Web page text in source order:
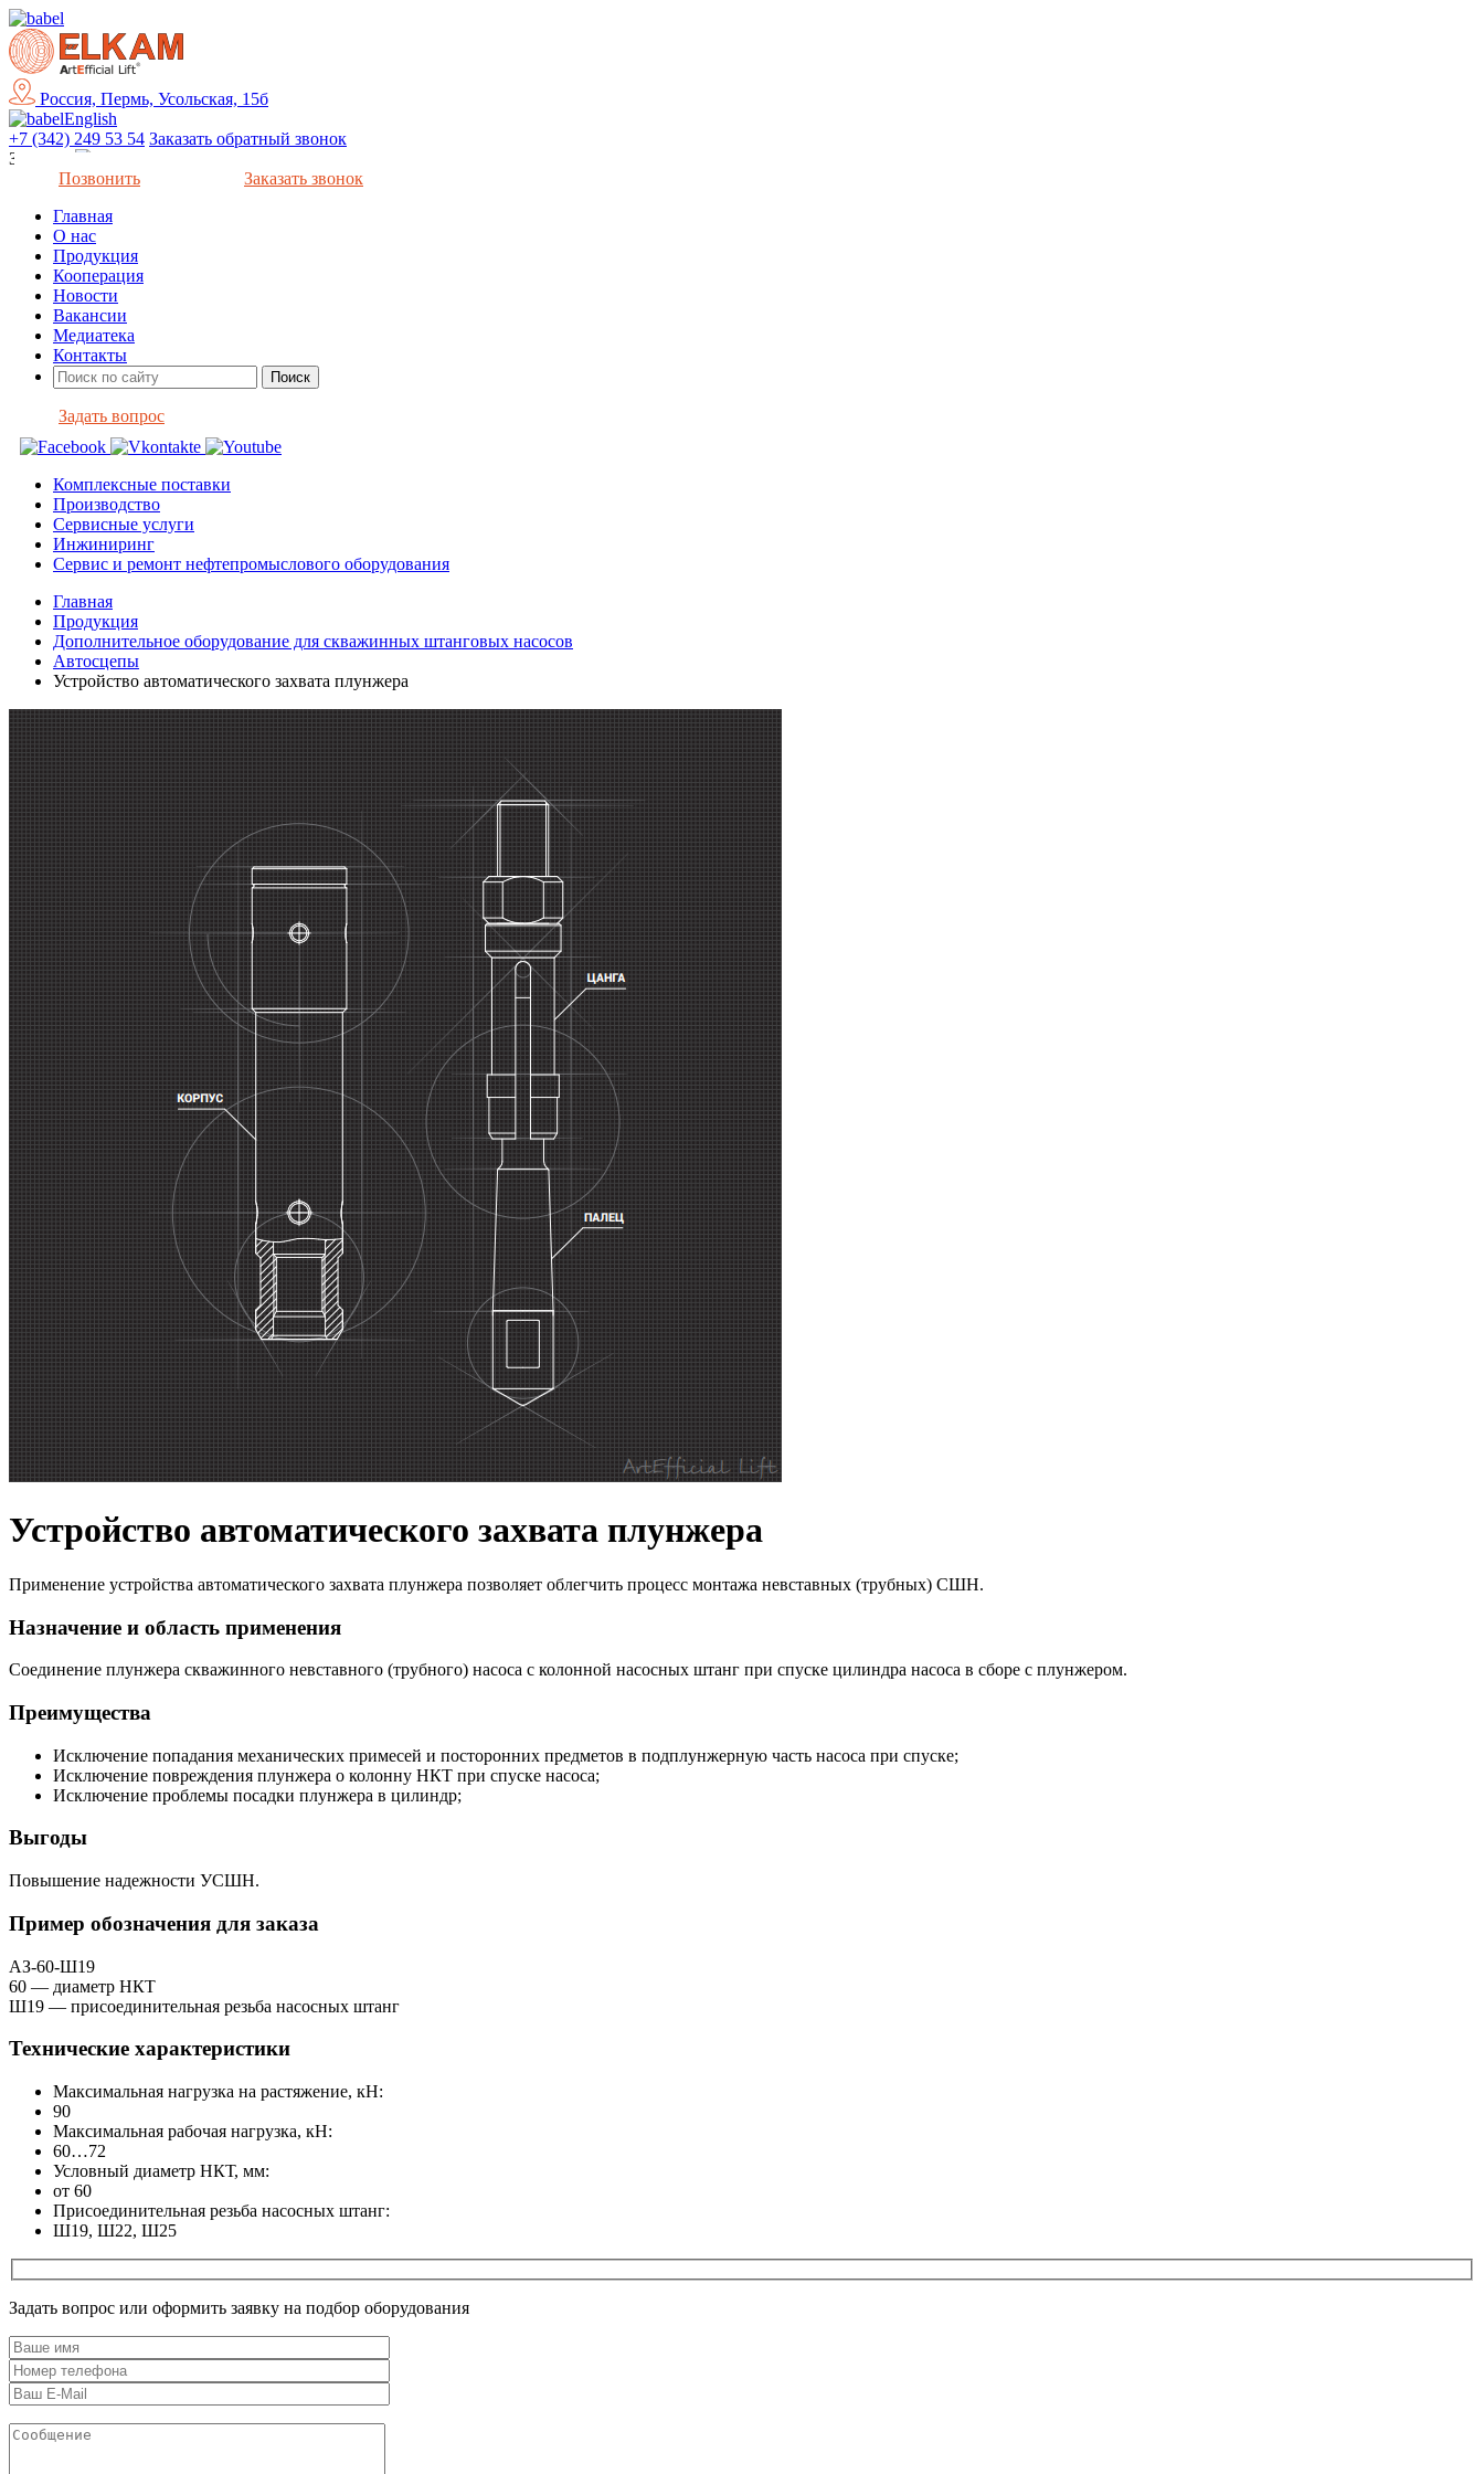
Россия, Пермь, Усольская, 15б
English
+7 (342) 249 53 54 Заказать обратный звонок
Закрыть
Позвонить
Заказать звонок
Главная
О нас
Продукция
Кооперация
Новости
Вакансии
Медиатека
Контакты
Задать вопрос
Комплексные поставки
Производство
Сервисные услуги
Инжиниринг
Сервис и ремонт нефтепромыслового оборудования
Главная
Продукция
Дополнительное оборудование для скважинных штанговых насосов
Автосцепы
Устройство автоматического захвата плунжера
Устройство автоматического захвата плунжера
Применение устройства автоматического захвата плунжера позволяет облегчить процесс монтажа невставных (трубных) СШН.
Назначение и область применения
Соединение плунжера скважинного невставного (трубного) насоса с колонной насосных штанг при спуске цилиндра насоса в сборе с плунжером.
Преимущества
Исключение попадания механических примесей и посторонних предметов в подплунжерную часть насоса при спуске;
Исключение повреждения плунжера о колонну НКТ при спуске насоса;
Исключение проблемы посадки плунжера в цилиндр;
Выгоды
Повышение надежности УСШН.
Пример обозначения для заказа
АЗ-60-Ш19
60 — диаметр НКТ
Ш19 — присоединительная резьба насосных штанг
Технические характеристики
Максимальная нагрузка на растяжение, кН:
90
Максимальная рабочая нагрузка, кН:
60…72
Условный диаметр НКТ, мм:
от 60
Присоединительная резьба насосных штанг:
Ш19, Ш22, Ш25
Задать вопрос или оформить заявку на подбор оборудования